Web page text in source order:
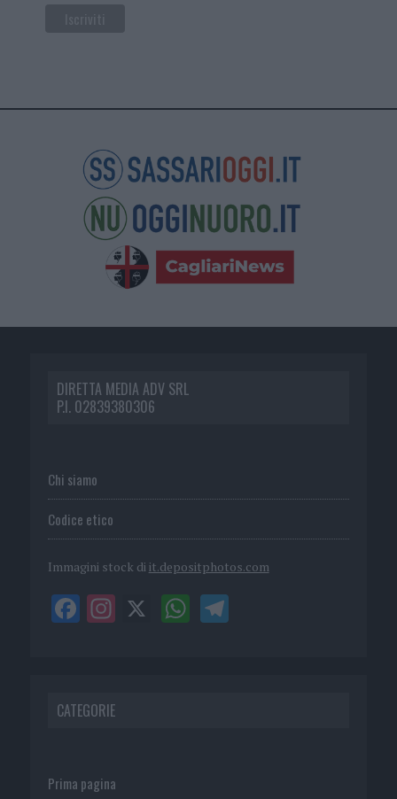
DIRETTA MEDIA ADV SRL
P.I. 02839380306
Chi siamo
Codice etico
Immagini stock di it.depositphotos.com
CATEGORIE
Prima pagina